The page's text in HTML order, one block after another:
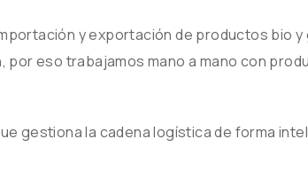
y exportación de productos bio
por eso trabajamos mano a mano con
gestiona la cadena logística de forma